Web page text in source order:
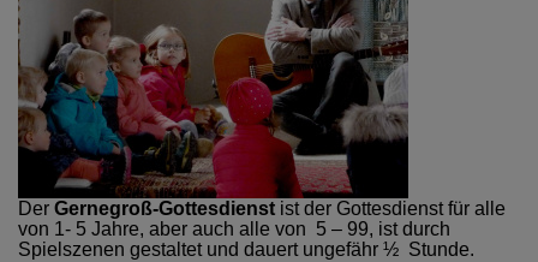
Der Gernegroß-Gottesdienst ist der Gottesdienst für alle
von 1- 5 Jahre, aber auch alle von 5 – 99, ist durch
Spielszenen gestaltet und dauert ungefähr ½ Stunde.